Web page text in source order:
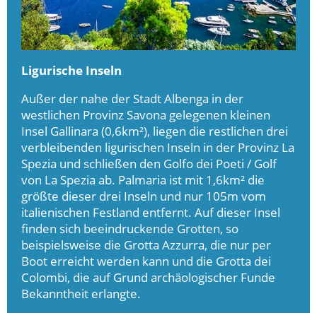
Ligurische Inseln
Außer der nahe der Stadt Albenga in der
westlichen Provinz Savona gelegenen kleinen
Insel Gallinara (0,6km²), liegen die restlichen drei
verbleibenden ligurischen Inseln in der Provinz La
Spezia und schließen den Golfo dei Poeti / Golf
von La Spezia ab. Palmaria ist mit 1,6km² die
größte dieser drei Inseln und nur 105m vom
italienischen Festland entfernt. Auf dieser Insel
finden sich beeindruckende Grotten, so
beispielsweise die Grotta Azzurra, die nur per
Boot erreicht werden kann und die Grotta dei
Colombi, die auf Grund archäologischer Funde
Bekanntheit erlangte.